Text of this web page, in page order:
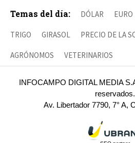
Temas del día: DÓLAR EURO
TRIGO GIRASOL PRECIO DE LA
AGRÓNOMOS VETERINARIOS
INFOCAMPO DIGITAL MEDIA
reservados.
Av. Libertador 7790, 7° A,